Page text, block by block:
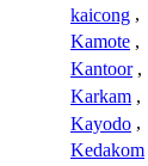
kaicong ,
Kamote ,
Kantoor ,
Karkam ,
Kayodo ,
Kedakom